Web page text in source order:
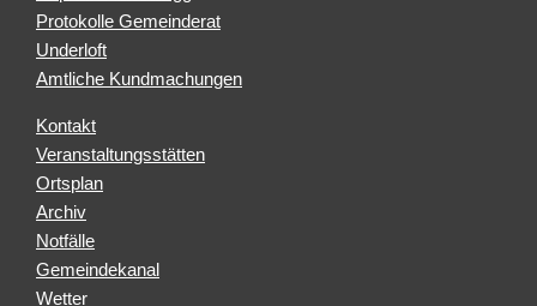
Protokolle Gemeinderat
Underloft
Amtliche Kundmachungen
Kontakt
Veranstaltungsstätten
Ortsplan
Archiv
Notfälle
Gemeindekanal
Wetter